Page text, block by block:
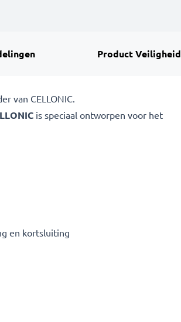
Product Veiligheid
van CELLONIC.
is speciaal ontworpen voor het
en kortsluiting